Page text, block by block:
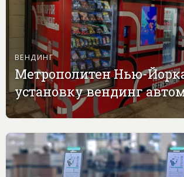
ВЕНДИНГ
Метрополитен Нью-
установку вендинг